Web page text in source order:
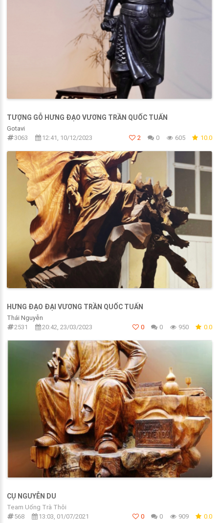
TƯỢNG GỖ HƯNG ĐẠO VƯƠNG TRẦN QUỐC TUẤN
Gotavi
3063
12:41, 10/12/2023 2 0 605 10.0
HƯNG ĐẠO ĐẠI VƯƠNG TRẦN QUỐC TUẤN
Thái Nguyễn
2531
20:42, 23/03/2023 0 0 950 0.0
CỤ NGUYỄN DU
Team Uống Trà Thôi
568
13:03, 01/07/2021 0 0 909 0.0